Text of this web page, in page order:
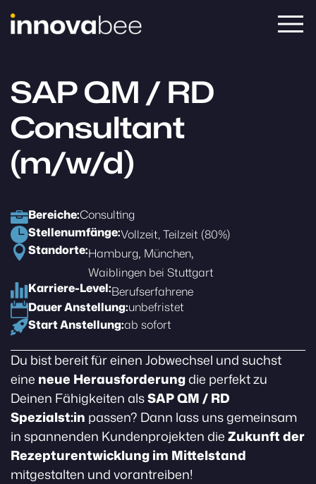
SAP QM / RD
Consultant
(m/w/d)
Du bist bereit für einen Jobwechsel und suchst
eine neue Herausforderungdie perfekt zu
Deinen Fähigkeiten alsSAP QM / RD
Spezialst:in passen? Dann lass uns gemeinsam
in spannenden Kundenprojekten dieZukunft der
Rezepturentwicklung im Mittelstand
mitgestalten und vorantreiben!
Bereiche:Consulting
Stellenumfänge:Vollzeit Teilzeit (80%)
Standorte:Hamburg München
Waiblingen bei Stuttgart
Karriere-Level:Berufserfahrene
Dauer Anstellung:unbefristet
Start Anstellung:ab sofort